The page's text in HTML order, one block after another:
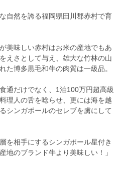
自然を誇る福岡県田川郡赤村で育
美味しい赤村はお米の産地でもあ
えさとして与え、雄大な竹林の山
た博多黒毛和牛の肉質は一級品。
通だけでなく、1泊100万円超高級
理人の舌を唸らせ、更には海を越
シンガポールのセレブを虜にして
を相手にするシンガポール星付き
地のブランド牛より美味しい！」